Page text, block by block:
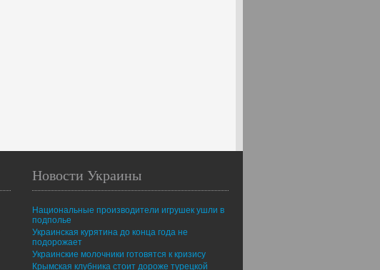
Новости Украины
Национальные производители игрушек ушли в
подполье
Украинская курятина до конца года не
подорожает
Украинские молочники готовятся к кризису
Крымская клубника стоит дороже турецкой